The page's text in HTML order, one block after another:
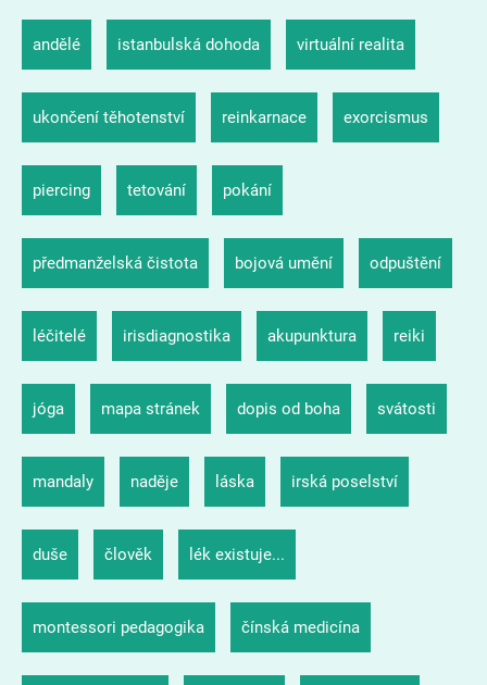
andělé istanbulská dohoda virtuální realita
ukončení těhotenství reinkarnace exorcismus
piercing tetování pokání
předmanželská čistota bojová umění odpuštění
léčitelé irisdiagnostika akupunktura reiki
jóga mapa stránek dopis od boha svátosti
mandaly naděje láska irská poselství
duše člověk lék existuje...
montessori pedagogika čínská medicína